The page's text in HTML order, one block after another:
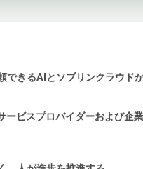
できるAIとソブリンクラウド
ビスプロバイダーおよび企